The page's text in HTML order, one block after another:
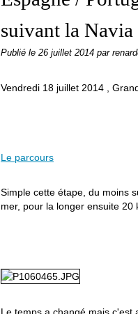
suivant la Navia
Publié le 26 juillet 2014 par
Vendredi 18 juillet 2014 ,
Le parcours
Simple cette étape, du moins
mer, pour la longer ensuite 20